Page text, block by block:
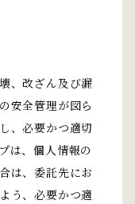
、改ざん及び漏
安全管理が図ら
、必要かつ適切
は、個人情報の
は、委託先にお
う、必要かつ適